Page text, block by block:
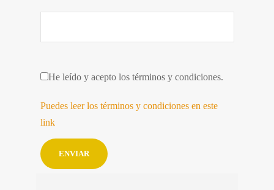
He leído y acepto los términos y condiciones.
Puedes leer los términos y condiciones en este
link